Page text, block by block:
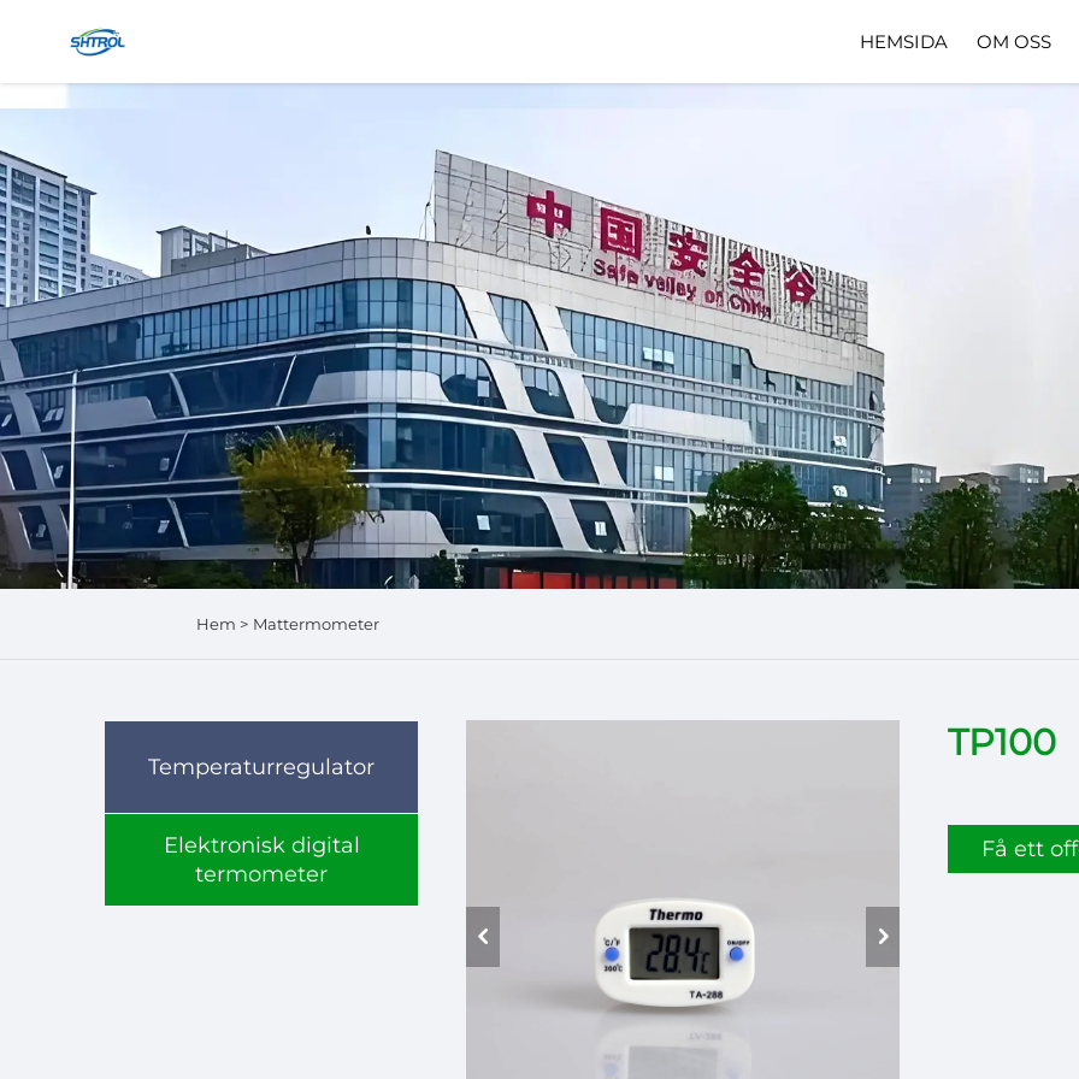
HEMSIDA OM OSS
Hem > Mattermometer
Temperaturregulator
Elektronisk digital
termometer
TP100
Få ett